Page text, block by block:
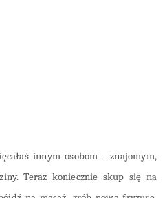
innym osobom - znajomym,
Teraz koniecznie skup się na